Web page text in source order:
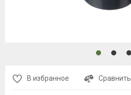
В избранное Сравнить